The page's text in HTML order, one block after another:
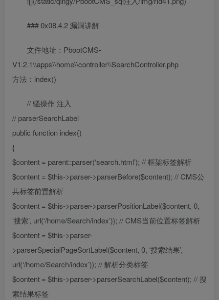
### 0x08.4.2 漏洞讲解
文件地址：PbootCMS-
V1.2.1\\apps\\home\\controller\\SearchController.php
方法：index()
// 骚操作 注入
// parserSearchLabel
public function index()
{
$content = parent::parser(‘search.html’); // 框架标签解析
$content = $this->parser->parserBefore($content); // CMS公
共标签前置解析
$content = $this->parser->parserPositionLabel($content, 0,
‘搜索’, url(‘/home/Search/index’)); // CMS当前位置标签解析
$content = $this->parser-
>parserSpecialPageSortLabel($content, 0, ‘搜索结果’,
url(‘/home/Search/index’)); // 解析分类标签
$content = $this->parser->parserSearchLabel($content); // 搜
索结果标签